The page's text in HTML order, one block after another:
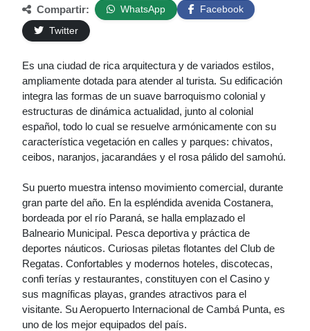
Compartir: WhatsApp
Facebook
Twitter
Es una ciudad de rica arquitectura y de variados estilos,
ampliamente dotada para atender al turista. Su edificación
integra las formas de un suave barroquismo colonial y
estructuras de dinámica actualidad, junto al colonial
español, todo lo cual se resuelve armónicamente con su
característica vegetación en calles y parques: chivatos,
ceibos, naranjos, jacarandáes y el rosa pálido del samohú.
Su puerto muestra intenso movimiento comercial, durante
gran parte del año. En la espléndida avenida Costanera,
bordeada por el río Paraná, se halla emplazado el
Balneario Municipal. Pesca deportiva y práctica de
deportes náuticos. Curiosas piletas flotantes del Club de
Regatas. Confortables y modernos hoteles, discotecas,
confi terías y restaurantes, constituyen con el Casino y
sus magníficas playas, grandes atractivos para el
visitante. Su Aeropuerto Internacional de Cambá Punta, es
uno de los mejor equipados del país.